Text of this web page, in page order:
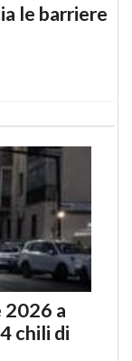
le barriere
2026 a
chili di